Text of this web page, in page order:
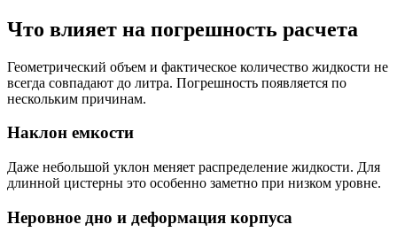
Что влияет на погрешность расчета
Геометрический объем и фактическое количество жидкости не
всегда совпадают до литра. Погрешность появляется по
нескольким причинам.
Наклон емкости
Даже небольшой уклон меняет распределение жидкости. Для
длинной цистерны это особенно заметно при низком уровне.
Неровное дно и деформация корпуса